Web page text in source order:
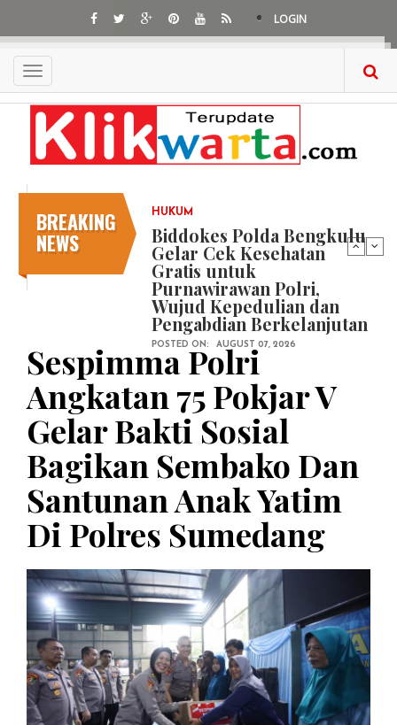
main
content
LOGIN
Toggle
navigation
BREAKING
NEWS
HUKUM
Biddokes Polda Bengkulu
Gelar Cek Kesehatan
Gratis untuk
Purnawirawan Polri,
Wujud Kepedulian dan
Pengabdian Berkelanjutan
POSTED ON: AUGUST 07, 2026
Sespimma Polri
Angkatan 75 Pokjar V
Gelar Bakti Sosial
Bagikan Sembako Dan
Santunan Anak Yatim
Di Polres Sumedang